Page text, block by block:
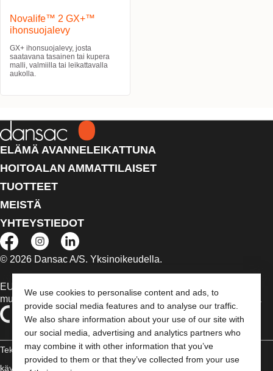
We use cookies to personalise content and ads, to
provide social media features and to analyse our traffic.
We also share information about your use of our site with
our social media, advertising and analytics partners who
may combine it with other information that you’ve
provided to them or that they’ve collected from your use
Novalife™ 2 GX+™
ihonsuojalevy
GX+ ihonsuojalevy, josta
saatavana tasainen tai kupera
malli, valmiilla tai leikattavalla
aukolla.
ELÄMÄ AVANNELEIKATTUNA
HOITOALAN AMMATTILAISET
TUOTTEET
MEISTÄ
YHTEYSTIEDOT
© 2026 Dansac A/S. Yksinoikeudella.
EU:n alueella myytävät lääkinnälliset laitteet on tapauksen
mukaan merkitty jommallakummalla seuraavista symboleista
Tekijänoikeudelliset tiedot /
käyttäjäehdot
Vaatimustenmukaisuusvakuutus